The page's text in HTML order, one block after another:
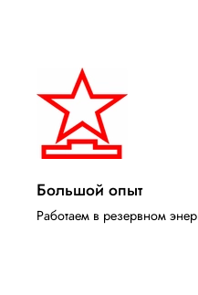
Большой опыт
Работаем в резервном